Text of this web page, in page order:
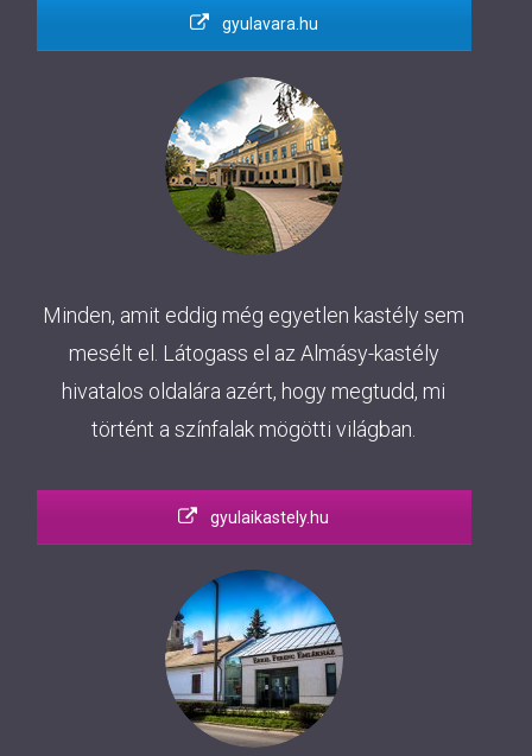
gyulavara.hu
Minden, amit eddig még egyetlen kastély sem
mesélt el. Látogass el az Almásy-kastély
hivatalos oldalára azért, hogy megtudd, mi
történt a színfalak mögötti világban.
gyulaikastely.hu